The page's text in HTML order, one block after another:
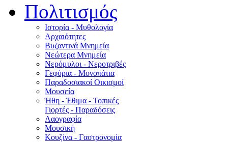
Πολιτισμός
Ιστορία - Μυθολογία
Αρχαιότητες
Βυζαντινά Μνημεία
Νεώτερα Μνημεία
Νερόμυλοι - Nεροτριβές
Γεφύρια - Μονοπάτια
Παραδοσιακοί Οικισμοί
Μουσεία
Ήθη - Έθιμα - Τοπικές
Γιορτές - Παραδόσεις
Λαογραφία
Μουσική
Κουζίνα - Γαστρονομία